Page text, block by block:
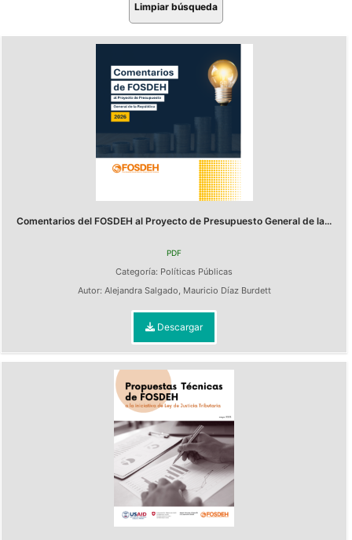
Limpiar búsqueda
Comentarios del FOSDEH al Proyecto de Presupuesto General de la...
PDF
Categoría: Políticas Públicas
Autor: Alejandra Salgado, Mauricio Díaz Burdett
Descargar